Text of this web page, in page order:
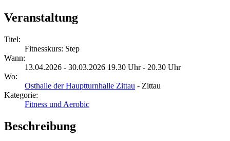
Veranstaltung
Titel:
Fitnesskurs: Step
Wann:
13.04.2026 - 30.03.2026 19.30 Uhr - 20.30 Uhr
Wo:
Osthalle der Hauptturnhalle Zittau - Zittau
Kategorie:
Fitness und Aerobic
Beschreibung